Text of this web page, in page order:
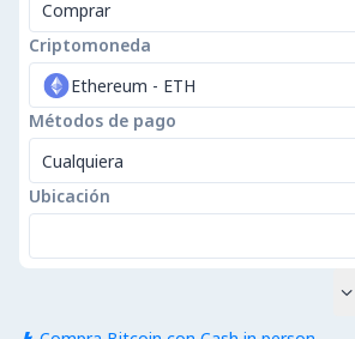
Comprar
Criptomoneda
Ethereum - ETH
Métodos de pago
Cualquiera
Ubicación
